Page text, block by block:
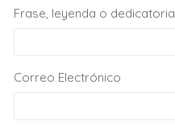
Frase, leyenda o dedicatoria
Correo Electrónico